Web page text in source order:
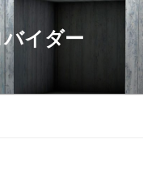
イダー